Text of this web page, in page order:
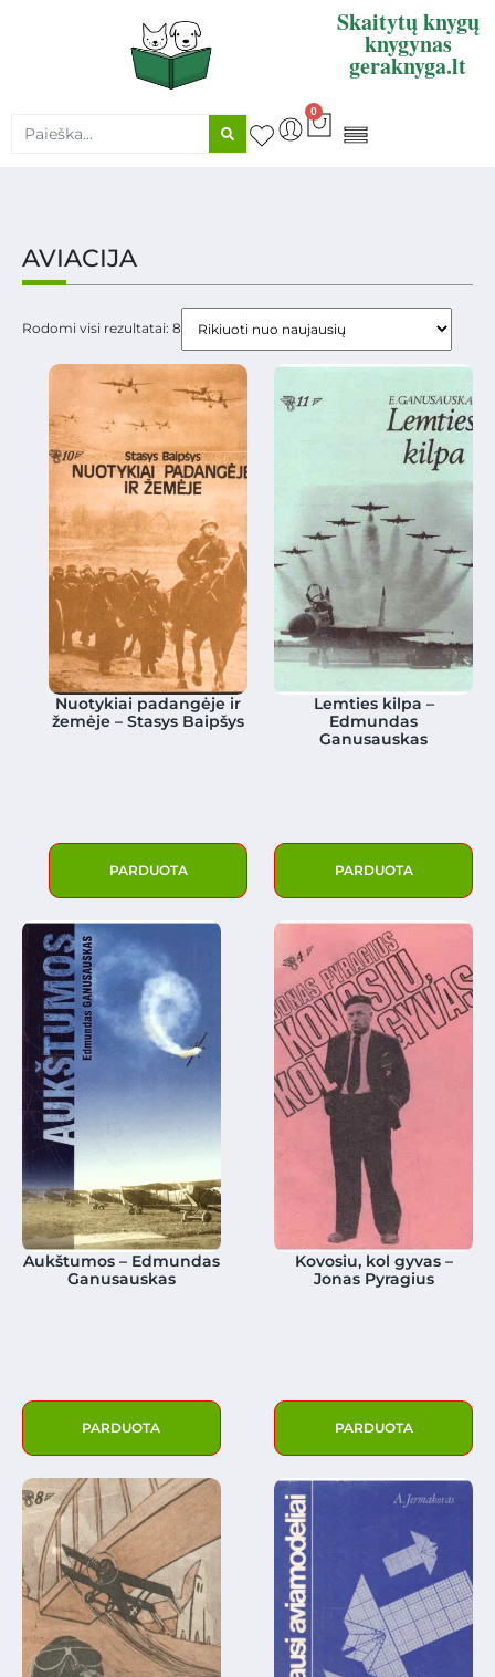
Skaitytų knygų
knygynas
geraknyga.lt
0
AVIACIJA
Rodomi visi rezultatai: 8
Nuotykiai padangėje ir
žemėje – Stasys Baipšys
PARDUOTA
Lemties kilpa –
Edmundas
Ganusauskas
PARDUOTA
Aukštumos – Edmundas
Ganusauskas
PARDUOTA
Kovosiu, kol gyvas –
Jonas Pyragius
PARDUOTA